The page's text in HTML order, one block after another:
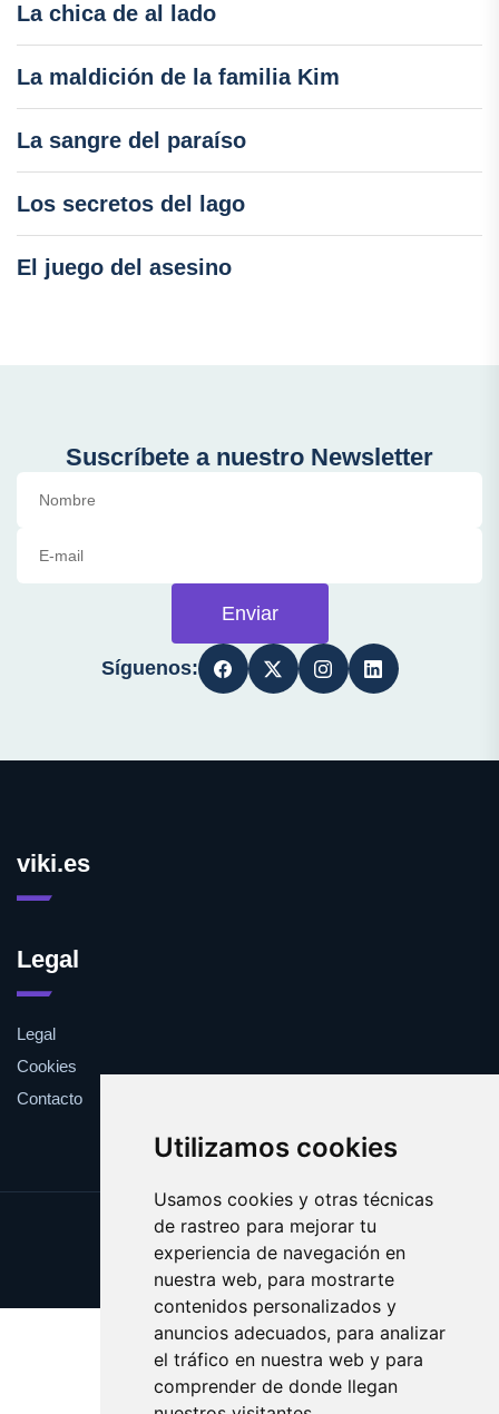
Utilizamos cookies
Usamos cookies y otras técnicas
de rastreo para mejorar tu
experiencia de navegación en
nuestra web, para mostrarte
contenidos personalizados y
anuncios adecuados, para analizar
el tráfico en nuestra web y para
comprender de donde llegan
La chica de al lado
La maldición de la familia Kim
La sangre del paraíso
Los secretos del lago
El juego del asesino
Suscríbete a nuestro Newsletter
Enviar
Síguenos:
viki.es
Legal
Legal
Cookies
Contacto
Update cookies preferences
Copyright © 2025 viki.es